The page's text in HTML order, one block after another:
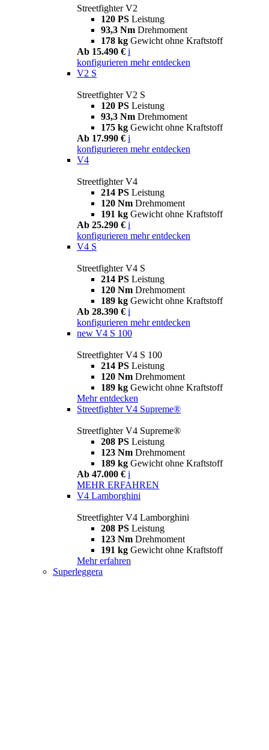
Streetfighter V2
120 PS Leistung
93,3 Nm Drehmoment
178 kg Gewicht ohne Kraftstoff
Ab 15.490 € i
konfigurieren mehr entdecken
V2 S
Streetfighter V2 S
120 PS Leistung
93,3 Nm Drehmoment
175 kg Gewicht ohne Kraftstoff
Ab 17.990 € i
konfigurieren mehr entdecken
V4
Streetfighter V4
214 PS Leistung
120 Nm Drehmoment
191 kg Gewicht ohne Kraftstoff
Ab 25.290 € i
konfigurieren mehr entdecken
V4 S
Streetfighter V4 S
214 PS Leistung
120 Nm Drehmoment
189 kg Gewicht ohne Kraftstoff
Ab 28.390 € i
konfigurieren mehr entdecken
new V4 S 100
Streetfighter V4 S 100
214 PS Leistung
120 Nm Drehmoment
189 kg Gewicht ohne Kraftstoff
Mehr entdecken
Streetfighter V4 Supreme®
Streetfighter V4 Supreme®
208 PS Leistung
123 Nm Drehmoment
189 kg Gewicht ohne Kraftstoff
Ab 47.000 € i
MEHR ERFAHREN
V4 Lamborghini
Streetfighter V4 Lamborghini
208 PS Leistung
123 Nm Drehmoment
191 kg Gewicht ohne Kraftstoff
Mehr erfahren
Superleggera